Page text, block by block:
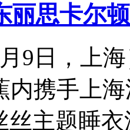
丽思卡尔
月9日，上
内携手上
丝主题睡衣